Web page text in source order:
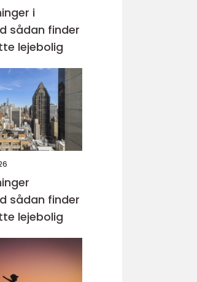
i
lejebolig
lejebolig